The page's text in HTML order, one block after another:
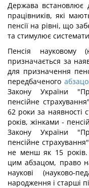
Держава встановлює
працівників, які
пенсії на рівні, що
та стимулює
Пенсія науковому
призначається за
для призначення
передбаченого
Закону України
пенсійне
62 роки за наявності
років, жінками -
Закону України
пенсійне
не менш як 15 років.
цим абзацом, право
наукові (науково-
народження і старші